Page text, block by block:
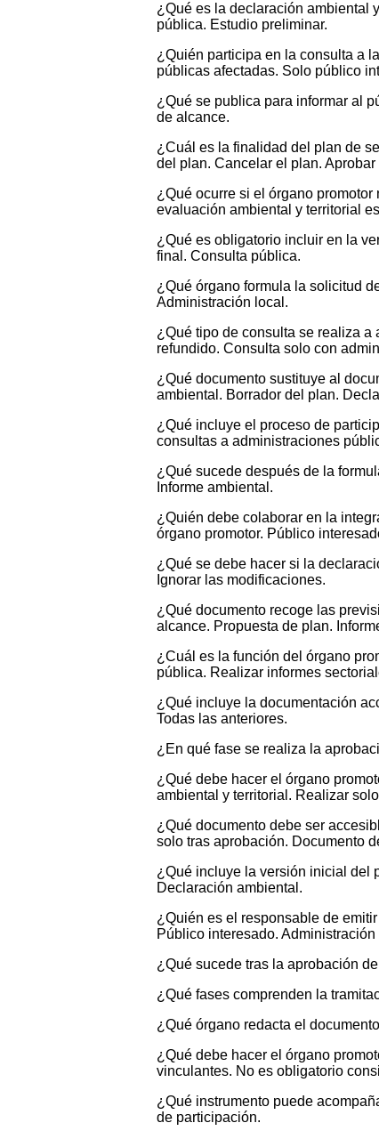
¿Qué es la declaración ambiental
pública. Estudio preliminar.
¿Quién participa en la consulta a
públicas afectadas. Solo público
¿Qué se publica para informar al
de alcance.
¿Cuál es la finalidad del plan de
del plan. Cancelar el plan.
¿Qué ocurre si el órgano
evaluación ambiental y territorial
¿Qué es obligatorio incluir en la
final. Consulta pública.
¿Qué órgano formula la solicitud
Administración local.
¿Qué tipo de consulta se realiza
refundido. Consulta solo con
¿Qué documento sustituye al
ambiental. Borrador del plan.
¿Qué incluye el proceso de
consultas a administraciones
¿Qué sucede después de la
Informe ambiental.
¿Quién debe colaborar en la
órgano promotor. Público
¿Qué se debe hacer si la
Ignorar las modificaciones.
¿Qué documento recoge las
alcance. Propuesta de plan.
¿Cuál es la función del órgano
pública. Realizar informes
¿Qué incluye la documentación
Todas las anteriores.
¿En qué fase se realiza la
¿Qué debe hacer el órgano
ambiental y territorial. Realizar
¿Qué documento debe ser
solo tras aprobación. Documento
¿Qué incluye la versión inicial del
Declaración ambiental.
¿Quién es el responsable de
Público interesado. Administración
¿Qué sucede tras la aprobación
¿Qué fases comprenden la
¿Qué órgano redacta el
¿Qué debe hacer el órgano
vinculantes. No es obligatorio
¿Qué instrumento puede
de participación.